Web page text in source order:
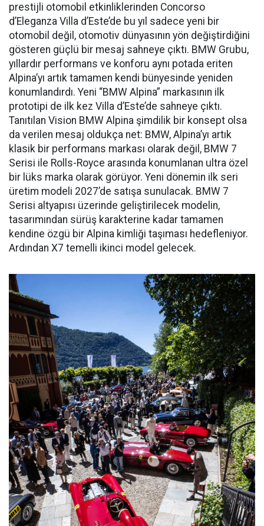
prestijli otomobil etkinliklerinden Concorso
d’Eleganza Villa d’Este’de bu yıl sadece yeni bir
otomobil değil, otomotiv dünyasının yön değiştirdiğini
gösteren güçlü bir mesaj sahneye çıktı. BMW Grubu,
yıllardır performans ve konforu aynı potada eriten
Alpina’yı artık tamamen kendi bünyesinde yeniden
konumlandırdı. Yeni “BMW Alpina” markasının ilk
prototipi de ilk kez Villa d’Este’de sahneye çıktı.
Tanıtılan Vision BMW Alpina şimdilik bir konsept olsa
da verilen mesaj oldukça net: BMW, Alpina’yı artık
klasik bir performans markası olarak değil, BMW 7
Serisi ile Rolls-Royce arasında konumlanan ultra özel
bir lüks marka olarak görüyor. Yeni dönemin ilk seri
üretim modeli 2027’de satışa sunulacak. BMW 7
Serisi altyapısı üzerinde geliştirilecek modelin,
tasarımından sürüş karakterine kadar tamamen
kendine özgü bir Alpina kimliği taşıması hedefleniyor.
Ardından X7 temelli ikinci model gelecek.